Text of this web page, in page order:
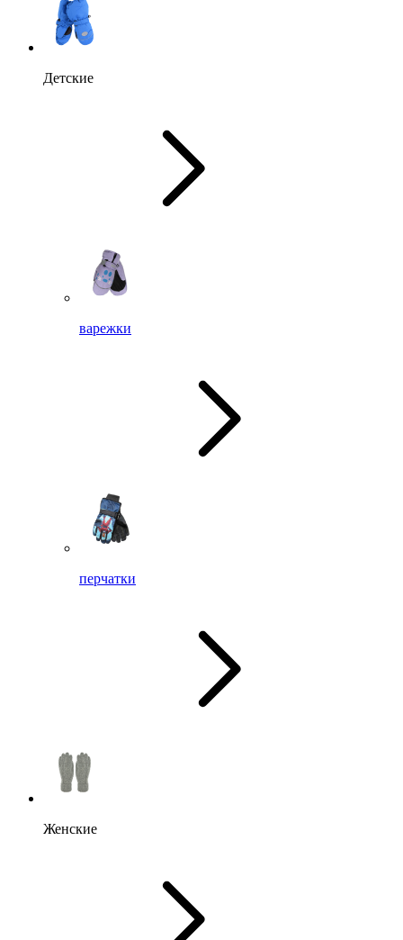
Детские
варежки
перчатки
Женские